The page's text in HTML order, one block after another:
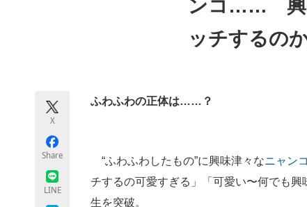
ンコ…… 興
ッチするの
X
Share
LINE
ふわふわの正体は……？
“ふわふわしたもの”に興味津々なニャン
チするの可愛すぎる」「可愛い〜何でも
生を突破。